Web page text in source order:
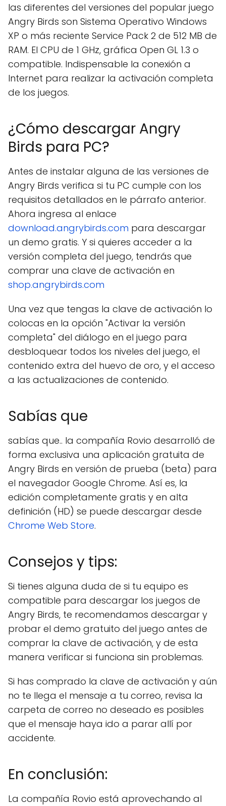
las diferentes del versiones del popular juego
Angry Birds son Sistema Operativo Windows
XP o más reciente Service Pack 2 de 512 MB de
RAM. El CPU de 1 GHz, gráfica Open GL 1.3 o
compatible. Indispensable la conexión a
Internet para realizar la activación completa
de los juegos.
¿Cómo descargar Angry
Birds para PC?
Antes de instalar alguna de las versiones de
Angry Birds verifica si tu PC cumple con los
requisitos detallados en le párrafo anterior.
Ahora ingresa al enlace
download.angrybirds.com para descargar
un demo gratis. Y si quieres acceder a la
versión completa del juego, tendrás que
comprar una clave de activación en
shop.angrybirds.com
Una vez que tengas la clave de activación lo
colocas en la opción "Activar la versión
completa" del diálogo en el juego para
desbloquear todos los niveles del juego, el
contenido extra del huevo de oro, y el acceso
a las actualizaciones de contenido.
Sabías que
sabías que.. la compañía Rovio desarrolló de
forma exclusiva una aplicación gratuita de
Angry Birds en versión de prueba (beta) para
el navegador Google Chrome. Así es, la
edición completamente gratis y en alta
definición (HD) se puede descargar desde
Chrome Web Store.
Consejos y tips:
Si tienes alguna duda de si tu equipo es
compatible para descargar los juegos de
Angry Birds, te recomendamos descargar y
probar el demo gratuito del juego antes de
comprar la clave de activación, y de esta
manera verificar si funciona sin problemas.
Si has comprado la clave de activación y aún
no te llega el mensaje a tu correo, revisa la
carpeta de correo no deseado es posibles
que el mensaje haya ido a parar allí por
accidente.
En conclusión:
La compañía Rovio está aprovechando al